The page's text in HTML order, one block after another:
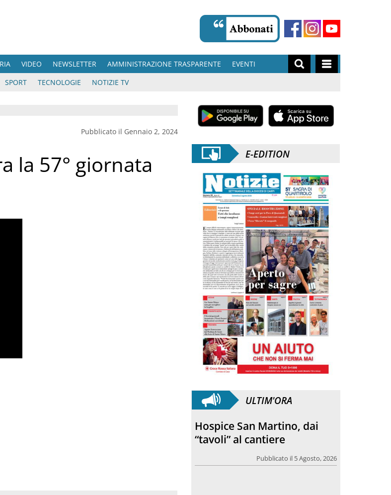
VIDEO NEWSLETTER AMMINISTRAZIONE TRASPARENTE
EVENTI
SPORT TECNOLOGIE NOTIZIE TV
Pubblicato il Gennaio 2, 2024
la 57° giornata
E-EDITION
ULTIM'ORA
Hospice San Martino, dai
“tavoli” al cantiere
Pubblicato il 5 Agosto, 2026